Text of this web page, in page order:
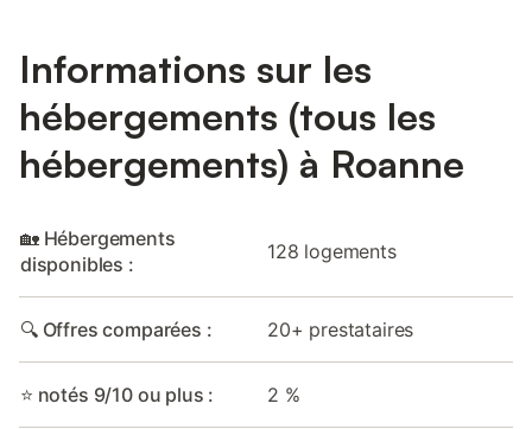
Informations sur les
hébergements (tous les
hébergements) à Roanne
🏡 Hébergements
disponibles :
128 logements
🔍 Offres comparées : 20+ prestataires
⭐ notés 9/10 ou plus : 2 %